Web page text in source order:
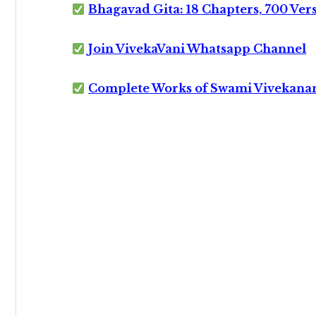
Bhagavad Gita: 18 Chapters, 700
Join VivekaVani Whatsapp Channel
Complete Works of Swami